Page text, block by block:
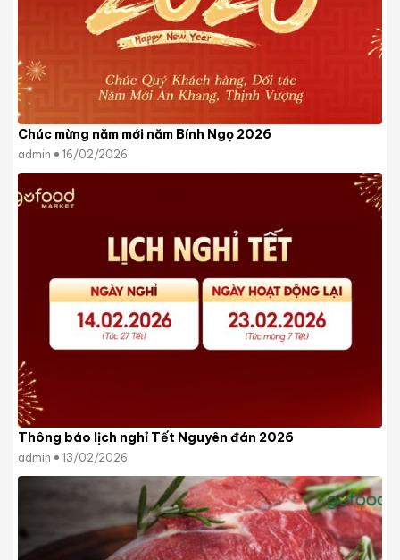
Chúc mừng năm mới năm Bính Ngọ 2026
admin 16/02/2026
Thông báo lịch nghỉ Tết Nguyên đán 2026
admin 13/02/2026